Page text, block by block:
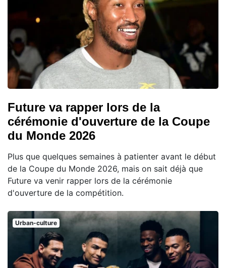
Future va rapper lors de la
cérémonie d'ouverture de la Coupe
du Monde 2026
Plus que quelques semaines à patienter avant le début
de la Coupe du Monde 2026, mais on sait déjà que
Future va venir rapper lors de la cérémonie
d'ouverture de la compétition.
Urban-culture